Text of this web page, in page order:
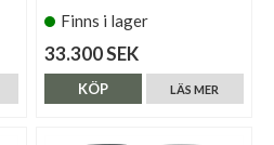
Finns i lager
33.300 SEK
LÄS MER
KÖP